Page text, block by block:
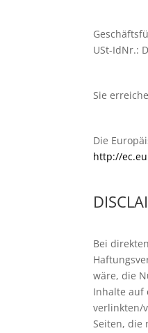
USt-IdNr.:
Sie
Die
http://
Bei
wäre, die
Inhalte auf
verlinkten/
Seiten, die